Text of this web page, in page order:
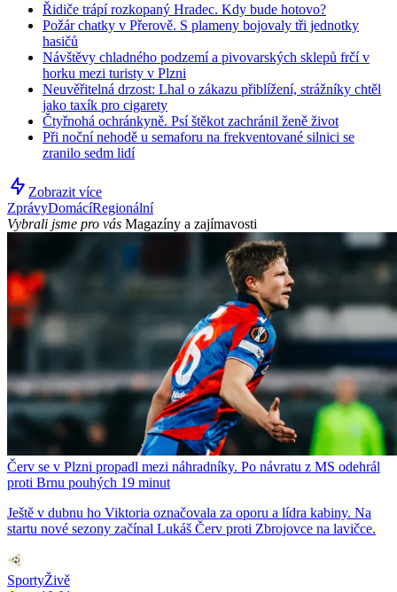
Řidiče trápí rozkopaný Hradec. Kdy bude hotovo?
Požár chatky v Přerově. S plameny bojovaly tři jednotky
hasičů
Návštěvy chladného podzemí a pivovarských sklepů frčí v
horku mezi turisty v Plzni
Neuvěřitelná drzost: Lhal o zákazu přiblížení, strážníky chtěl
jako taxík pro cigarety
Čtyřnohá ochránkyně. Psí štěkot zachránil ženě život
Při noční nehodě u semaforu na frekventované silnici se
zranilo sedm lidí
Zobrazit více
ZprávyDomácíRegionální
Vybrali jsme pro vás Magazíny a zajímavosti
Červ se v Plzni propadl mezi náhradníky. Po návratu z MS odehrál
proti Brnu pouhých 19 minut
Ještě v dubnu ho Viktoria označovala za oporu a lídra kabiny. Na
startu nové sezony začínal Lukáš Červ proti Zbrojovce na lavičce.
SportyŽivě